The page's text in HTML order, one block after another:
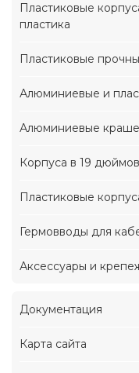
Пластиковые
пластика
Пластиковые
Алюминиевые и
Алюминиевые
Корпуса в 19
Пластиковые
Гермовводы для
Аксессуары и
Документация
Карта сайта